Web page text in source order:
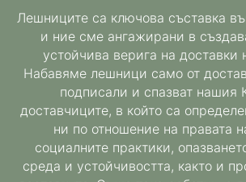
Лешниците са ключова съставка
и ние сме ангажирани в
устойчива верига на доставки
Набавяме лешници само от
подписали и спазват нашия
доставчиците, в който са
ни по отношение на правата
социалните практики,
среда и устойчивостта, както и